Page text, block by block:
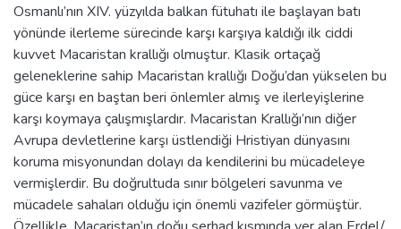
Osmanlı’nın XIV. yüzyılda balkan fütuhatı ile başlayan batı
yönünde ilerleme sürecinde karşı karşıya kaldığı ilk ciddi
kuvvet Macaristan krallığı olmuştur. Klasik ortaçağ
geleneklerine sahip Macaristan krallığı Doğu’dan yükselen bu
güce karşı en baştan beri önlemler almış ve ilerleyişlerine
karşı koymaya çalışmışlardır. Macaristan Krallığı’nın diğer
Avrupa devletlerine karşı üstlendiği Hristiyan dünyasını
koruma misyonundan dolayı da kendilerini bu mücadeleye
vermişlerdir. Bu doğrultuda sınır bölgeleri savunma ve
mücadele sahaları olduğu için önemli vazifeler görmüştür.